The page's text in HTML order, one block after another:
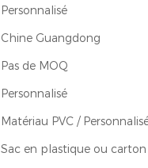
Personnalisé
Chine Guangdong
Pas de MOQ
Personnalisé
Matériau PVC /
Sac en plastique ou carton